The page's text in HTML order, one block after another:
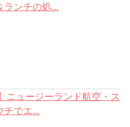
ランチの処...
ニュージーランド航空・ス
チでエ...